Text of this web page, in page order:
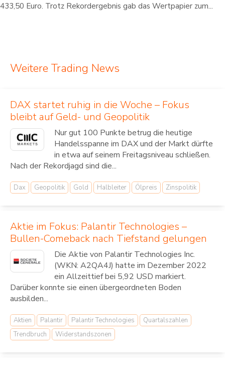
433,50 Euro. Trotz Rekordergebnis gab das Wertpapier zum...
Weitere Trading News
DAX startet ruhig in die Woche – Fokus
bleibt auf Geld- und Geopolitik
Nur gut 100 Punkte betrug die heutige
Handelsspanne im DAX und der Markt dürfte
in etwa auf seinem Freitagsniveau schließen.
Nach der Rekordjagd sind die...
Dax Geopolitik Gold Halbleiter Ölpreis Zinspolitik
Aktie im Fokus: Palantir Technologies –
Bullen-Comeback nach Tiefstand gelungen
Die Aktie von Palantir Technologies Inc.
(WKN: A2QA4J) hatte im Dezember 2022
ein Allzeittief bei 5,92 USD markiert.
Darüber konnte sie einen übergeordneten Boden
ausbilden...
Aktien Palantir Palantir Technologies
Quartalszahlen
Trendbruch
Widerstandszonen